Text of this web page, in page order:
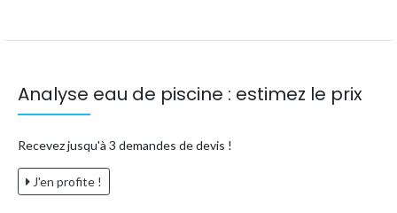
Analyse eau de piscine : estimez le prix
Recevez jusqu'à 3 demandes de devis !
J'en profite !